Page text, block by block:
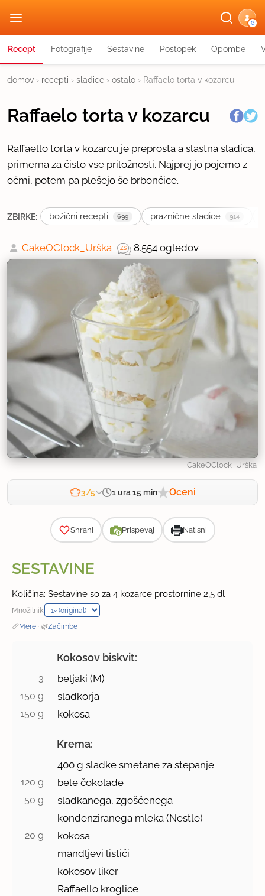
G
Recept Fotografije Sestavine Postopek Opombe
domov › recepti › sladice › ostalo › Raffaelo torta v kozarcu
Raffaelo torta v kozarcu
Raffaello torta v kozarcu je preprosta a slastna sladica,
primerna za čisto vse priložnosti. Najprej jo pojemo z
očmi, potem pa plešejo še brbončice.
ZBIRKE: božični recepti 699 praznične sladice 914
CakeOClock_Urška 8.554 ogledov
CakeOClock_Urška
3/5 1 ura 15 min Oceni
Shrani Prispevaj Natisni
SESTAVINE
Količina: Sestavine so za 4 kozarce prostornine 2,5 dl
Množilnik:
📏Mere · 🌿Začimbe
Kokosov biskvit:
3 beljaki (M)
150 g sladkorja
150 g kokosa
Krema:
400 g sladke smetane za stepanje
120 g bele čokolade
50 g
sladkanega, zgoščenega
kondenziranega mleka (Nestle)
20 g
kokosa
mandljevi lističi
kokosov liker
Raffaello kroglice